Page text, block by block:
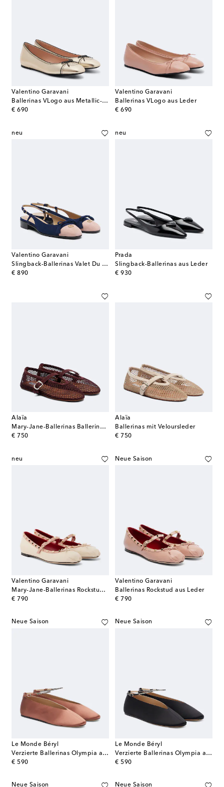
Valentino Garavani
Ballerinas VLogo aus Metallic-Leder
€ 690
original price
Valentino Garavani
Ballerinas VLogo aus Leder
€ 690
original price
neu
Valentino Garavani
Slingback-Ballerinas Valet Du Roi aus Veloursleder
€ 890
original price
neu
Prada
Slingback-Ballerinas aus Leder
€ 930
original price
Alaïa
Mary-Jane-Ballerinas Ballerine aus Mesh
€ 750
original price
Alaïa
Ballerinas mit Veloursleder
€ 750
original price
neu
Valentino Garavani
Mary-Jane-Ballerinas Rockstud aus Leder
€ 790
original price
Neue Saison
Valentino Garavani
Ballerinas Rockstud aus Leder
€ 790
original price
Neue Saison
Le Monde Béryl
Verzierte Ballerinas Olympia aus Satin
€ 590
original price
Neue Saison
Le Monde Béryl
Verzierte Ballerinas Olympia aus Satin
€ 590
original price
Neue Saison Neue Saison